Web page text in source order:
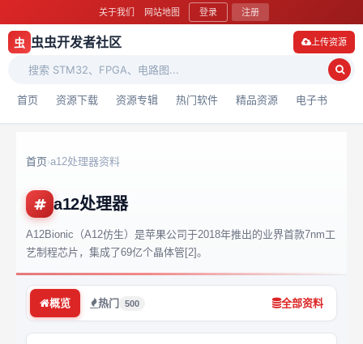
关于我们 网站地图 登录 注册
虫 虫虫开发者社区
首页 资源下载 资源专辑 热门软件 精品资源 电子书
上传资源
首页›a12处理器资料
a12处理器
A12Bionic（A12仿生）是苹果公司于2018年推出的业界首款7nm工
艺制程芯片，集成了69亿个晶体管[2]。
概览 热门 500 全部资料